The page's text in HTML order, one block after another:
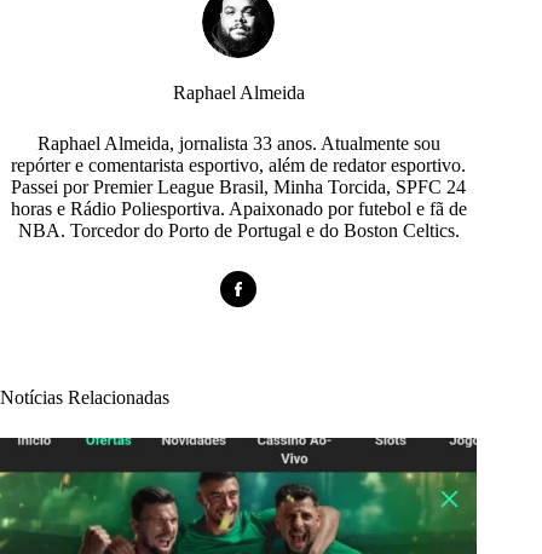
Raphael Almeida
Raphael Almeida, jornalista 33 anos. Atualmente sou
repórter e comentarista esportivo, além de redator esportivo.
Passei por Premier League Brasil, Minha Torcida, SPFC 24
horas e Rádio Poliesportiva. Apaixonado por futebol e fã de
NBA. Torcedor do Porto de Portugal e do Boston Celtics.
Notícias Relacionadas